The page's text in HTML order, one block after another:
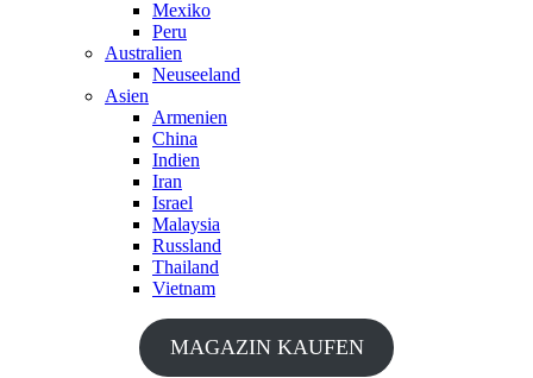
Mexiko
Peru
Australien
Neuseeland
Asien
Armenien
China
Indien
Iran
Israel
Malaysia
Russland
Thailand
Vietnam
MAGAZIN KAUFEN